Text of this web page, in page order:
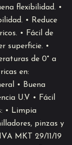
flexibilidad. •
• Reduce
• Fácil de
superficie. •
de 0° a
en:
• Buena
U.V • Fácil
• Limpia
pinzas y
MKT 29/11/19